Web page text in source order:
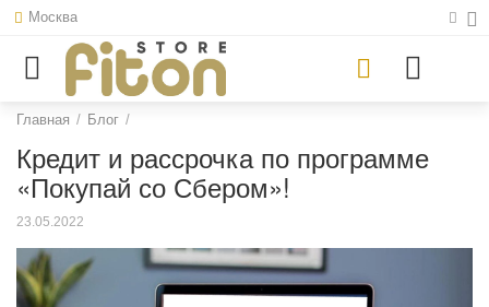
Москва
Главная / Блог /
Кредит и рассрочка по программе
«Покупай со Сбером»!
23.05.2022